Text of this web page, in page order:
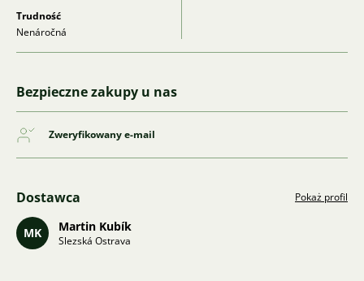
Trudność
Nenáročná
Bezpieczne zakupy u nas
Zweryfikowany e-mail
Dostawca Pokaż profil
MK Martin Kubík
Slezská Ostrava